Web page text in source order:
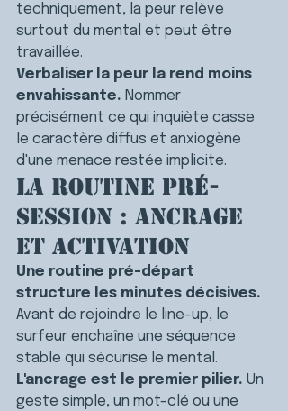
techniquement, la peur relève
surtout du mental et peut être
travaillée.
Verbaliser la peur la rend moins
envahissante. Nommer
précisément ce qui inquiète casse
le caractère diffus et anxiogène
d'une menace restée implicite.
La routine pré-
session : ancrage
et activation
Une routine pré-départ
structure les minutes décisives.
Avant de rejoindre le line-up, le
surfeur enchaîne une séquence
stable qui sécurise le mental.
L'ancrage est le premier pilier. Un
geste simple, un mot-clé ou une